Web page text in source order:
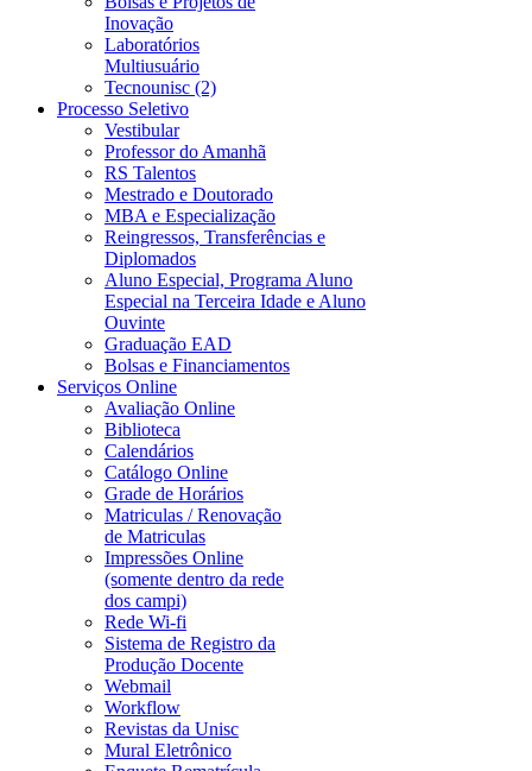
Inovação
Laboratórios
Multiusuário
Tecnounisc (2)
Processo Seletivo
Vestibular
Professor do Amanhã
RS Talentos
Mestrado e Doutorado
MBA e Especialização
Reingressos, Transferências e
Diplomados
Aluno Especial, Programa Aluno
Especial na Terceira Idade e Aluno
Ouvinte
Graduação EAD
Bolsas e Financiamentos
Serviços Online
Avaliação Online
Biblioteca
Calendários
Catálogo Online
Grade de Horários
Matriculas / Renovação
de Matriculas
Impressões Online
(somente dentro da rede
dos campi)
Rede Wi-fi
Sistema de Registro da
Produção Docente
Webmail
Workflow
Revistas da Unisc
Mural Eletrônico